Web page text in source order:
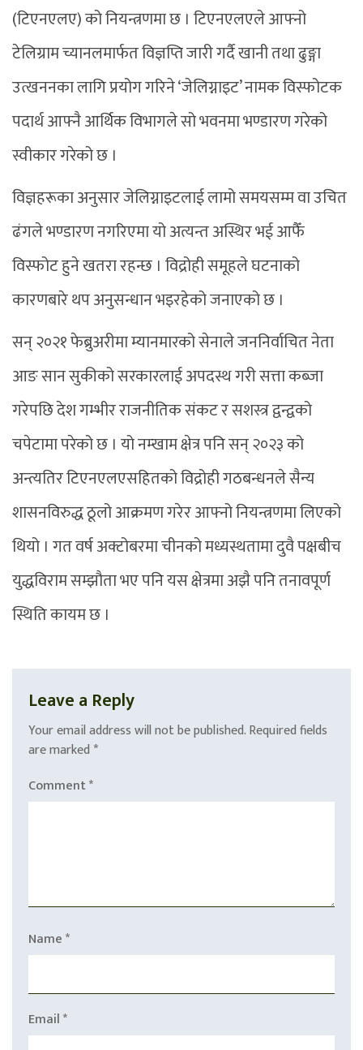
(टिएनएलए) को नियन्त्रणमा छ । टिएनएलएले आफ्नो
टेलिग्राम च्यानलमार्फत विज्ञप्ति जारी गर्दै खानी तथा ढुङ्गा
उत्खननका लागि प्रयोग गरिने ‘जेलिग्नाइट’ नामक विस्फोटक
पदार्थ आफ्नै आर्थिक विभागले सो भवनमा भण्डारण गरेको
स्वीकार गरेको छ ।
विज्ञहरूका अनुसार जेलिग्नाइटलाई लामो समयसम्म वा उचित
ढंगले भण्डारण नगरिएमा यो अत्यन्त अस्थिर भई आफैँ
विस्फोट हुने खतरा रहन्छ । विद्रोही समूहले घटनाको
कारणबारे थप अनुसन्धान भइरहेको जनाएको छ ।
सन् २०२१ फेब्रुअरीमा म्यानमारको सेनाले जननिर्वाचित नेता
आङ सान सुकीको सरकारलाई अपदस्थ गरी सत्ता कब्जा
गरेपछि देश गम्भीर राजनीतिक संकट र सशस्त्र द्वन्द्वको
चपेटामा परेको छ । यो नम्खाम क्षेत्र पनि सन् २०२३ को
अन्त्यतिर टिएनएलएसहितको विद्रोही गठबन्धनले सैन्य
शासनविरुद्ध ठूलो आक्रमण गरेर आफ्नो नियन्त्रणमा लिएको
थियो । गत वर्ष अक्टोबरमा चीनको मध्यस्थतामा दुवै पक्षबीच
युद्धविराम सम्झौता भए पनि यस क्षेत्रमा अझै पनि तनावपूर्ण
स्थिति कायम छ ।
Leave a Reply
Your email address will not be published.Required fields
are marked *
Comment*
Name*
Email*